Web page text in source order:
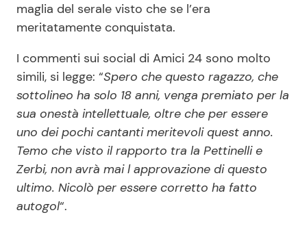
maglia del serale visto che se l’era
meritatamente conquistata.
I commenti sui social di Amici 24 sono molto
simili, si legge: “Spero che questo ragazzo, che
sottolineo ha solo 18 anni, venga premiato per la
sua onestà intellettuale, oltre che per essere
uno dei pochi cantanti meritevoli quest anno.
Temo che visto il rapporto tra la Pettinelli e
Zerbi, non avrà mai l approvazione di questo
ultimo. Nicolò per essere corretto ha fatto
autogol“.